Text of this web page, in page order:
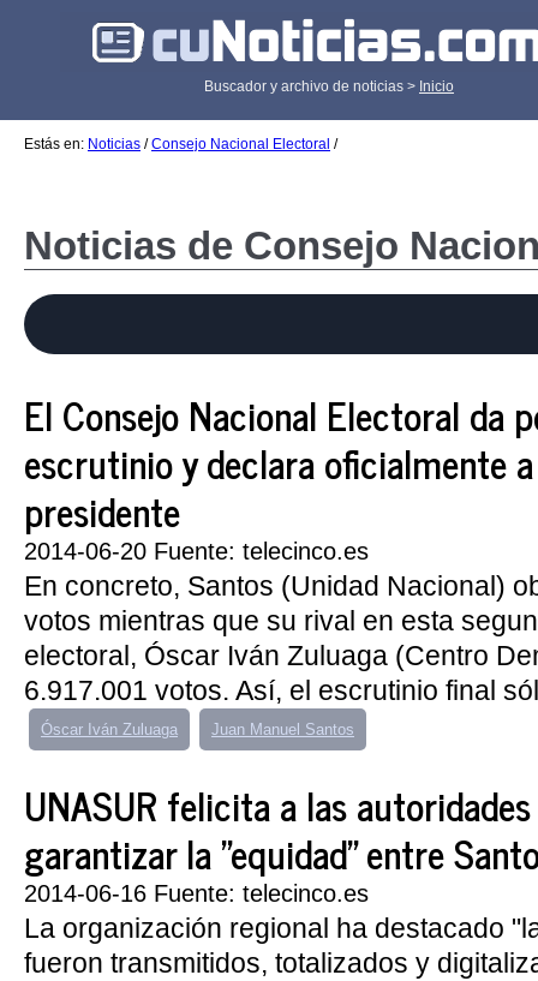
Buscador y archivo de noticias > Inicio
Estás en: Noticias /Consejo Nacional Electoral /
Noticias de Consejo
El Consejo Nacional Electoral da
escrutinio y declara oficialmente
presidente
2014-06-20 Fuente: telecinco.es
En concreto, Santos (Unidad Nacional)
votos mientras que su rival en esta
electoral, Óscar Iván Zuluaga (Centro
6.917.001 votos. Así, el escrutinio final
Óscar Iván Zuluaga Juan Manuel Santos
UNASUR felicita a las
garantizar la "equidad" entre
2014-06-16 Fuente: telecinco.es
La organización regional ha destacado
fueron transmitidos, totalizados y